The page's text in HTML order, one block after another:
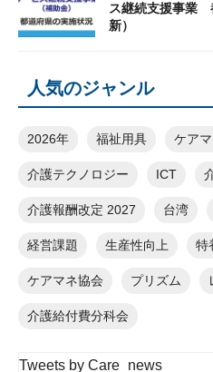
ス継続支援事業
新）
人気のジャンル
2026年 福祉用具 ケア
介護テクノロジー ICT
介護報酬改定 2027 台湾
経営課題 生産性向上 特
ケアマネ協会 プリズム
介護給付費分科会
Tweets by Care_news